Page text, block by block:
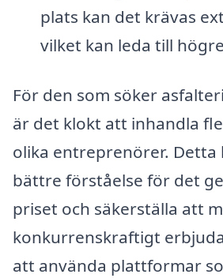
plats kan det krävas
vilket kan leda till
För den som söker
är det klokt att inhandla
olika entreprenörer. Detta
bättre förståelse för det
priset och säkerställa att
konkurrenskraftigt
att använda plattformar